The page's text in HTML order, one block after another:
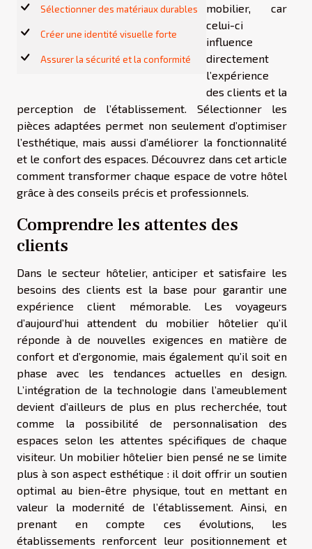
Sélectionner des matériaux durables
Créer une identité visuelle forte
Assurer la sécurité et la conformité
mobilier, car
celui-ci
influence
directement
l’expérience
des clients et la
perception de l’établissement. Sélectionner les
pièces adaptées permet non seulement d’optimiser
l’esthétique, mais aussi d’améliorer la fonctionnalité
et le confort des espaces. Découvrez dans cet article
comment transformer chaque espace de votre hôtel
grâce à des conseils précis et professionnels.
Comprendre les attentes des
clients
Dans le secteur hôtelier, anticiper et satisfaire les
besoins des clients est la base pour garantir une
expérience client mémorable. Les voyageurs
d’aujourd’hui attendent du mobilier hôtelier qu’il
réponde à de nouvelles exigences en matière de
confort et d’ergonomie, mais également qu’il soit en
phase avec les tendances actuelles en design.
L’intégration de la technologie dans l’ameublement
devient d’ailleurs de plus en plus recherchée, tout
comme la possibilité de personnalisation des
espaces selon les attentes spécifiques de chaque
visiteur. Un mobilier hôtelier bien pensé ne se limite
plus à son aspect esthétique : il doit offrir un soutien
optimal au bien-être physique, tout en mettant en
valeur la modernité de l’établissement. Ainsi, en
prenant en compte ces évolutions, les
établissements renforcent leur positionnement et